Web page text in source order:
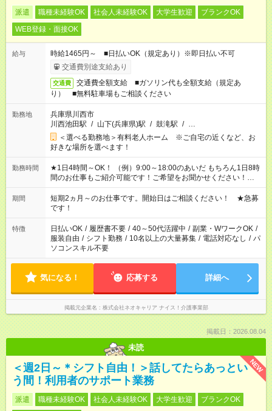
派遣 職種未経験OK 社会人未経験OK 大学生歓迎
ブランクOK
WEB登録・面接OK
給与
時給1465円～ ■日払いOK（規定あり）※即日払い不可
交通費別途支給あり
交通費
交通費全額支給 ■ガソリン代も全額支給（規定あ
り） ■無料駐車場もご相談ください
勤務地
兵庫県川西市
川西池田駅 / 山下(兵庫県)駅 / 鼓滝駅 / …
＜選べる勤務地＞有料老人ホーム ※ご自宅の近くなど、お
好きな場所を選べます！
勤務時間
★1日4時間～OK！ （例）9:00～18:00のあいだ もちろん1日8時
間のお仕事もご紹介可能です！ご希望をお聞かせください！★家
庭の都合でお休みが必要な場合も遠慮なくご相談ください。 ※
週最低15時間以上の勤務が必要です
期間
短期2ヵ月～のお仕事です。開始日はご相談ください！ ★急募
です！
特徴 日払いOK / 履歴書不要 / 40～50代活躍中 / 副業・WワークOK /
服装自由 / シフト勤務 / 10名以上の大量募集 / 電話対応なし / パ
ソコンスキル不要
気になる！ 応募する 詳細へ
掲載元企業名 株式会社ネオキャリア ナイス！介護事業部
掲載日：2026.08.04
未読
NEW
＜週2日～＊シフト自由！＞話してたらあっとい
う間！利用者のサポート業務
派遣 職種未経験OK 社会人未経験OK 大学生歓迎
ブランクOK